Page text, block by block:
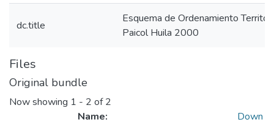
dc.title
Esquema de Ordenamiento
Paicol Huila 2000
Files
Original bundle
Now showing 1 - 2 of 2
Name:
Down